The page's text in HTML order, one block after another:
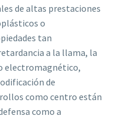
de altas prestaciones
o
tan
a la llama, la
electromagnético,
de
como centro están
como a